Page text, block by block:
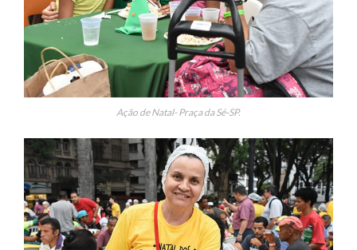
Ação de Natal- Praça da Sé-SP.